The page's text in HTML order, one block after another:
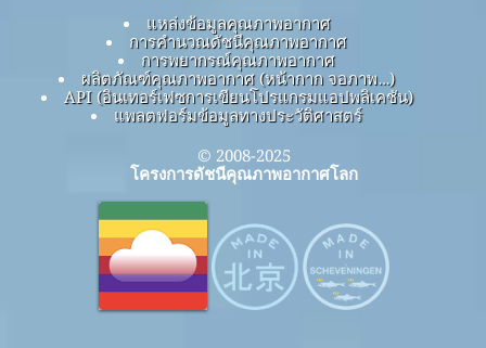
แหล่งข้อมูลคุณภาพอากาศ
การคำนวณดัชนีคุณภาพอากาศ
การพยากรณ์คุณภาพอากาศ
ผลิตภัณฑ์คุณภาพอากาศ (หน้ากาก จอภาพ…)
API (อินเทอร์เฟซการเขียนโปรแกรมแอปพลิเคชัน)
แพลตฟอร์มข้อมูลทางประวัติศาสตร์
© 2008-2025
โครงการดัชนีคุณภาพอากาศโลก